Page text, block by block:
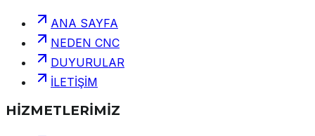
ANA SAYFA
NEDEN CNC
DUYURULAR
İLETİŞİM
HİZMETLERİMİZ